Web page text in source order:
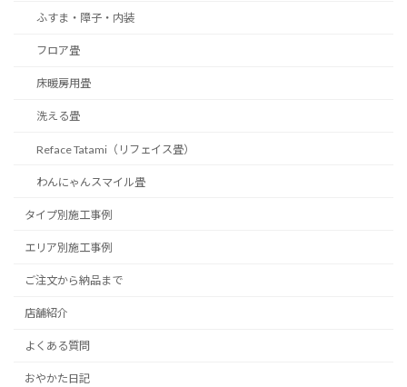
ふすま・障子・内装
フロア畳
床暖房用畳
洗える畳
Reface Tatami（リフェイス畳）
わんにゃんスマイル畳
タイプ別施工事例
エリア別施工事例
ご注文から納品まで
店舗紹介
よくある質問
おやかた日記